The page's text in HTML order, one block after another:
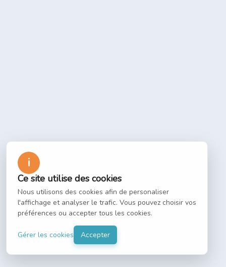
i
Ce site utilise des cookies
Nous utilisons des cookies afin de personaliser
l'affichage et analyser le trafic. Vous pouvez choisir vos
préférences ou accepter tous les cookies.
Gérer les cookies Accepter